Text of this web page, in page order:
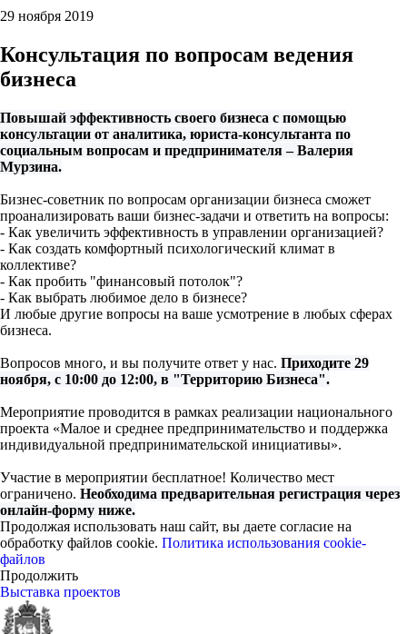
29 ноября 2019
Консультация по вопросам ведения
бизнеса
Повышай эффективность своего бизнеса с помощью
консультации от аналитика, юриста-консультанта по
социальным вопросам и предпринимателя – Валерия
Мурзина.
Бизнес-советник по вопросам организации бизнеса сможет
проанализировать ваши бизнес-задачи и ответить на вопросы:
- Как увеличить эффективность в управлении организацией?
- Как создать комфортный психологический климат в
коллективе?
- Как пробить "финансовый потолок"?
- Как выбрать любимое дело в бизнесе?
И любые другие вопросы на ваше усмотрение в любых сферах
бизнеса.
Вопросов много, и вы получите ответ у нас. Приходите 29
ноября, с 10:00 до 12:00, в "Территорию Бизнеса".
Мероприятие проводится в рамках реализации национального
проекта «Малое и среднее предпринимательство и поддержка
индивидуальной предпринимательской инициативы».
Участие в мероприятии бесплатное! Количество мест
ограничено. Необходима предварительная регистрация через
онлайн-форму ниже.
Продолжая использовать наш сайт, вы даете согласие на
обработку файлов cookie. Политика использования cookie-
файлов
Продолжить
Выставка проектов